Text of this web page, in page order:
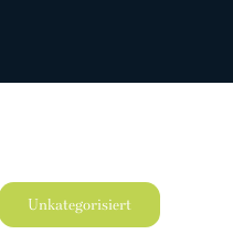
Unkategorisiert